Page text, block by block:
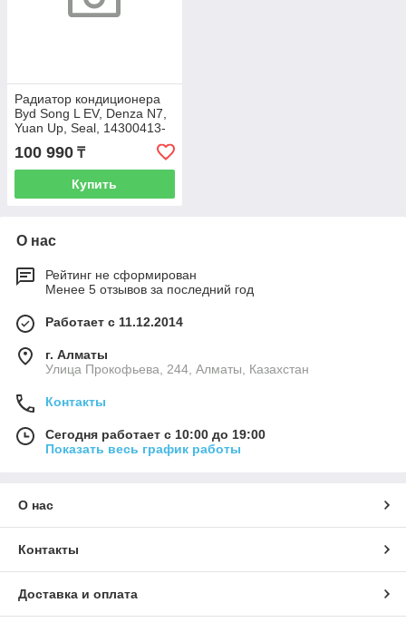
Радиатор кондиционера
Byd Song L EV, Denza N7,
Yuan Up, Seal, 14300413-
100 990 ₸
Купить
О нас
Рейтинг не сформирован
Менее 5 отзывов за последний год
Работает с 11.12.2014
г. Алматы
​Улица Прокофьева, 244, Алматы, Казахстан
Контакты
Сегодня работает с 10:00 до 19:00
Показать весь график работы
О нас
Контакты
Доставка и оплата